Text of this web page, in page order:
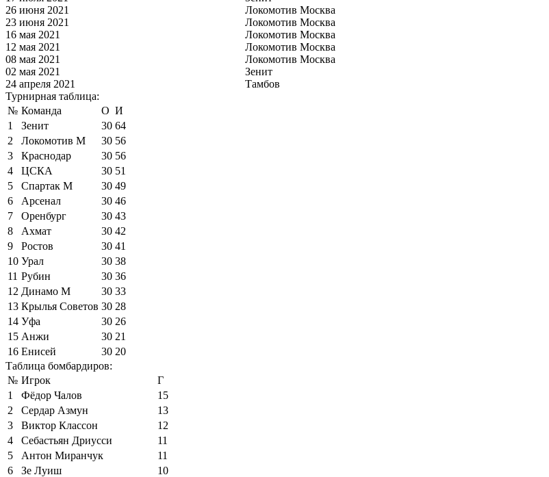
26 июня 2021
Локомотив Москва
23 июня 2021
Локомотив Москва
16 мая 2021
Локомотив Москва
12 мая 2021
Локомотив Москва
08 мая 2021
Локомотив Москва
02 мая 2021
Зенит
24 апреля 2021
Тамбов
Турнирная таблица:
№ Команда О И
1
Зенит 30 64
2
Локомотив М 30 56
3
Краснодар 30 56
4
ЦСКА 30 51
5
Спартак М 30 49
6
Арсенал 30 46
7
Оренбург 30 43
8
Ахмат 30 42
9
Ростов 30 41
10 Урал 30 38
11 Рубин 30 36
12 Динамо М 30 33
13 Крылья Советов 30 28
14 Уфа 30 26
15 Анжи 30 21
16 Енисей 30 20
Таблица бомбардиров:
№ Игрок
Г
1
Фёдор Чалов
15
2
Сердар Азмун
13
3
Виктор Классон
12
4
Себастьян Дриусси
11
5
Антон Миранчук
11
6
Зе Луиш
10